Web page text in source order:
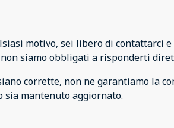
motivo, sei libero di contattarci
siamo obbligati a risponderti
corrette, non ne garantiamo la
mantenuto aggiornato.